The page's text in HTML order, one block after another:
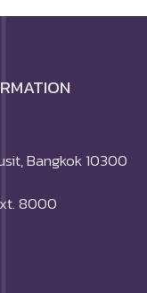
Bangkok 10300
8000